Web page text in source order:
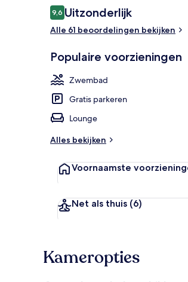
Beoordelingen
9,69,6 op 10 –
Uitzonderlijk
Alle 61 beoordelingen bekijken
Populaire voorzieningen
Zwembad
Gratis parkeren
Lounge
Alles bekijken
Voornaamste
Net als thuis (6)
Kameropties